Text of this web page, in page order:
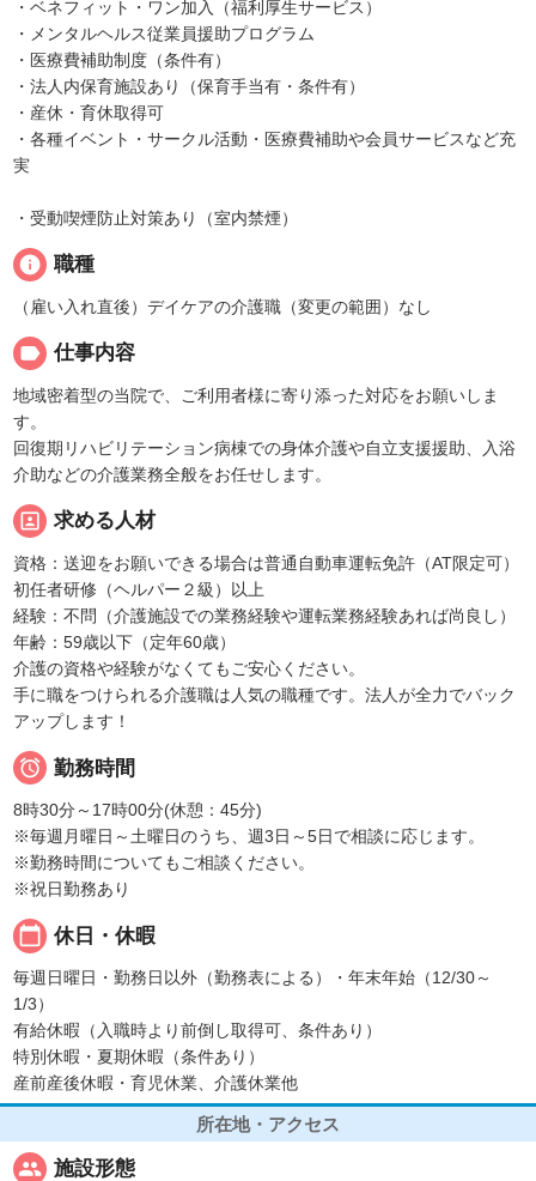
・ベネフィット・ワン加入（福利厚生サービス）
・メンタルヘルス従業員援助プログラム
・医療費補助制度（条件有）
・法人内保育施設あり（保育手当有・条件有）
・産休・育休取得可
・各種イベント・サークル活動・医療費補助や会員サービスなど充
実
・受動喫煙防止対策あり（室内禁煙）
info 職種
（雇い入れ直後）デイケアの介護職（変更の範囲）なし
label 仕事内容
地域密着型の当院で、ご利用者様に寄り添った対応をお願いしま
す。
回復期リハビリテーション病棟での身体介護や自立支援援助、入浴
介助などの介護業務全般をお任せします。
portrait 求める人材
資格：送迎をお願いできる場合は普通自動車運転免許（AT限定可）
初任者研修（ヘルパー２級）以上
経験：不問（介護施設での業務経験や運転業務経験あれば尚良し）
年齢：59歳以下（定年60歳）
介護の資格や経験がなくてもご安心ください。
手に職をつけられる介護職は人気の職種です。法人が全力でバック
アップします！
 勤務時間
8時30分～17時00分(休憩：45分)
※毎週月曜日～土曜日のうち、週3日～5日で相談に応じます。
※勤務時間についてもご相談ください。
※祝日勤務あり
calendar_today 休日・休暇
毎週日曜日・勤務日以外（勤務表による）・年末年始（12/30～
1/3）
有給休暇（入職時より前倒し取得可、条件あり）
特別休暇・夏期休暇（条件あり）
産前産後休暇・育児休業、介護休業他
所在地・アクセス
people 施設形態